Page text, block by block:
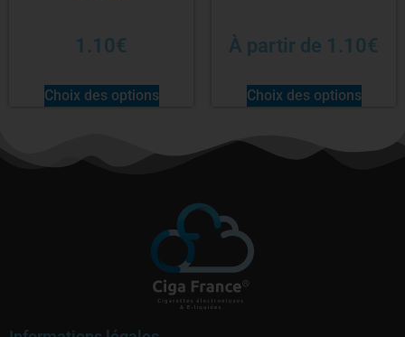
1.10€
Choix des options
À partir de 1.10€
Choix des options